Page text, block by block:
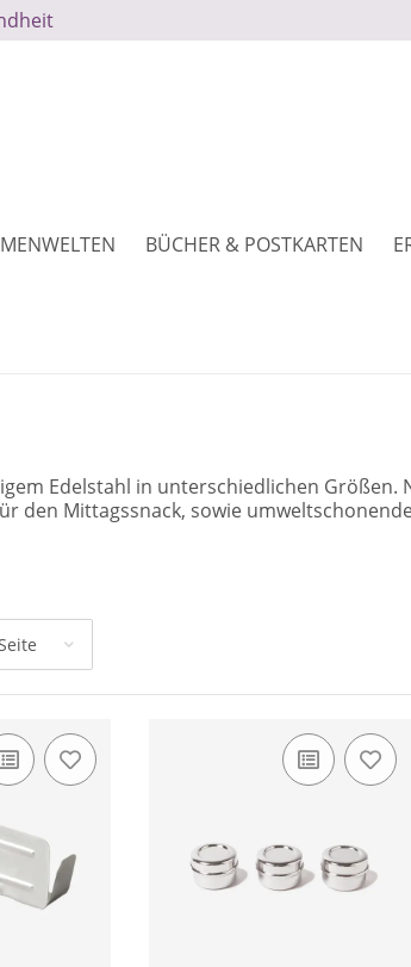
BÜCHER & POSTKARTEN
Edelstahl in unterschiedlichen Größen.
den Mittagssnack, sowie